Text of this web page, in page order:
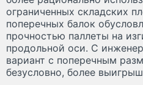
ограниченных складских
поперечных балок
прочностью паллеты на
продольной оси. С
вариант с поперечным
безусловно, более